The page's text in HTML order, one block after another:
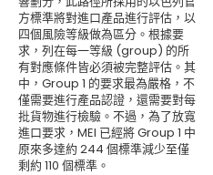
方標準將對進口產品進行評估，以
四個風險等級做為區分。根據要
求，列在每一等級 (group) 的所
有對應條件皆必須被完整評估。其
中，Group 1 的要求最為嚴格，不
僅需要進行產品認證，還需要對每
批貨物進行檢驗。不過，為了放寬
進口要求，MEI 已經將 Group 1 中
原來多達約 244 個標準減少至僅
剩約 110 個標準。